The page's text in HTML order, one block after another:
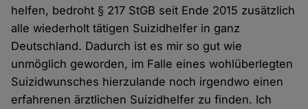
helfen, bedroht § 217 StGB seit Ende 2015 zusätzlich
alle wiederholt tätigen Suizidhelfer in ganz
Deutschland. Dadurch ist es mir so gut wie
unmöglich geworden, im Falle eines wohlüberlegten
Suizidwunsches hierzulande noch irgendwo einen
erfahrenen ärztlichen Suizidhelfer zu finden. Ich